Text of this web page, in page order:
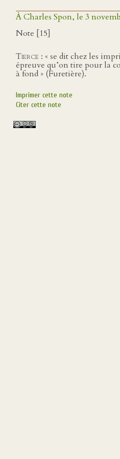
À Charles Spon, le 3
Note [15]
Tierce : « se dit chez les
épreuve qu’on tire pour la
à fond » (Furetière).
Imprimer cette note
Citer cette note